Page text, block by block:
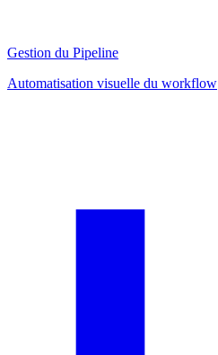
Gestion du Pipeline
Automatisation visuelle du workflow